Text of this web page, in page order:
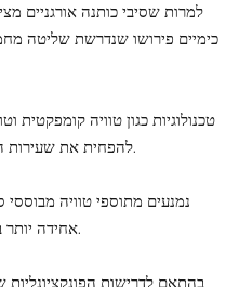
למרות שסיבי כותנה אורגניים
כימיים פירושו שנדרשת שליטה
טכנולוגיות כגון טוויה קומפקטית
להפחית את שעירות החוט ולשפר את חלקותו וחוזקו.
נמנעים מתוספי טוויה מבוססי
אחידה יותר במהלך תהליכי הצביעה הבאים.
בהתאם לדרישות הפונקציונליות